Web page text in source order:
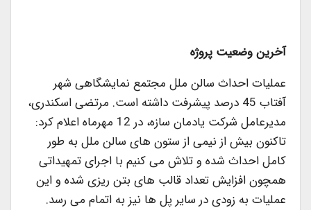
آخرین وضعیت پروژه
عملیات احداث سالن ملل مجتمع نمایشگاهی شهر
آفتاب 45 درصد پیشرفت داشته است. مرتضی اسکندری،
مدیرعامل شرکت یادمان سازه، در 12 مهرماه اعلام کرد:
تاکنون بیش از نیمی از ستون های سالن ملل به طور
کامل احداث شده و تلاش می کنیم با اجرای تمهیداتی
همچون افزایش تعداد قالب های بتن ریزی شده و این
عملیات به زودی در سایر پل ها نیز به اتمام می رسد.